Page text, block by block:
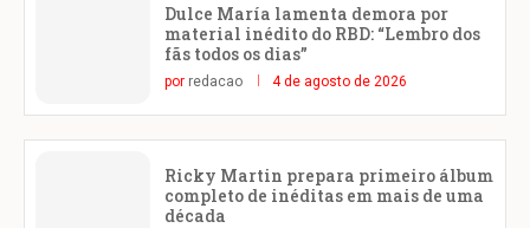
Dulce María lamenta demora por
material inédito do RBD: “Lembro dos
fãs todos os dias”
por redacao 4 de agosto de 2026
Ricky Martin prepara primeiro álbum
completo de inéditas em mais de uma
década